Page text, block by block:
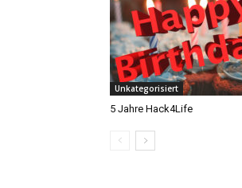
Unkategorisiert
5 Jahre Hack4Life